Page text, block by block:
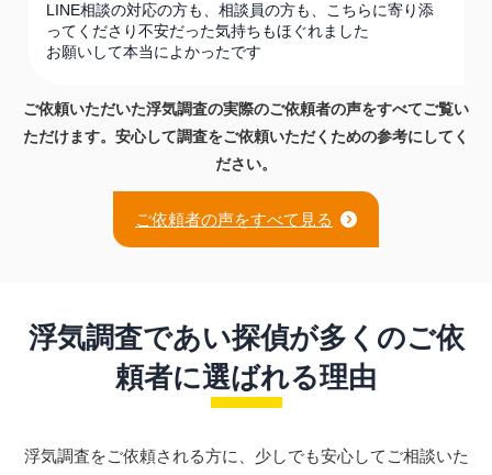
LINE相談の対応の方も、相談員の方も、こちらに寄り添
ってくださり不安だった気持ちもほぐれました
お願いして本当によかったです
ご依頼いただいた浮気調査の実際のご依頼者の声をすべてご覧い
ただけます。 安心して調査をご依頼いただくための参考にしてく
ださい。
ご依頼者の声をすべて見る
浮気調査であい探偵が多くのご依
頼者に選ばれる理由
浮気調査をご依頼される方に、少しでも安心してご相談いた